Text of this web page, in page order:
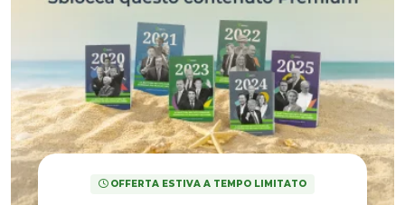
OFFERTA ESTIVA A TEMPO LIMITATO